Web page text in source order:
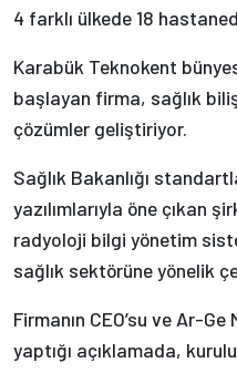
4 farklı ülkede 18
Karabük Teknokent
başlayan firma, sağlık
çözümler geliştiriyor.
Sağlık Bakanlığı
yazılımlarıyla öne çıkan
radyoloji bilgi yönetim
sağlık sektörüne yönelik
Firmanın CEO’su ve Ar-
yaptığı açıklamada,